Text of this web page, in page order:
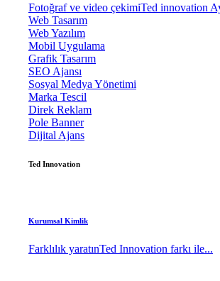
Fotoğraf ve video çekimiTed innovation
Web Tasarım
Web Yazılım
Mobil Uygulama
Grafik Tasarım
SEO Ajansı
Sosyal Medya Yönetimi
Marka Tescil
Direk Reklam
Pole Banner
Dijital Ajans
Ted Innovation
Kurumsal Kimlik
Farklılık yaratınTed Innovation farkı ile...